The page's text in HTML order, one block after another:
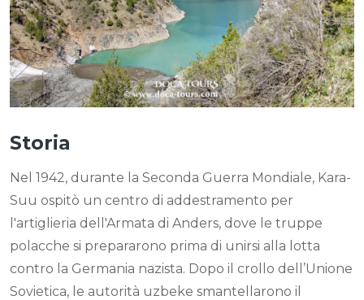
Storia
Nel 1942, durante la Seconda Guerra Mondiale, Kara-
Suu ospitò un centro di addestramento per
l'artiglieria dell'Armata di Anders, dove le truppe
polacche si prepararono prima di unirsi alla lotta
contro la Germania nazista. Dopo il crollo dell’Unione
Sovietica, le autorità uzbeke smantellarono il